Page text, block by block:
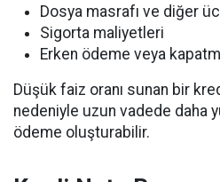
Dosya masrafı ve diğer
Sigorta maliyetleri
Erken ödeme veya
Düşük faiz oranı sunan bir
nedeniyle uzun vadede daha
ödeme oluşturabilir.